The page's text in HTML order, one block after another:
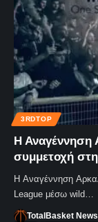
3RDTOP
Η Αναγέννηση
συμμετοχή
Η Αναγέννηση
League μέσω wild…
TotalBasket